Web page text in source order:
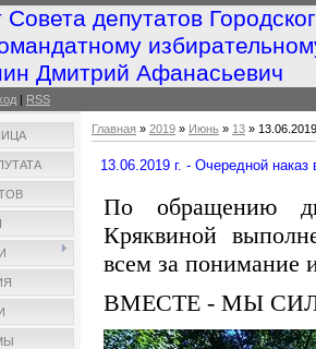
Совета депутатов
Дмитрий Афанасьевич
| RSS
Главная » 2019 » Июнь » 13 »
13.06.2019 г. - Очередной наказ
По обращению
Кряквиной
всем за понимание
ВМЕСТЕ - МЫ